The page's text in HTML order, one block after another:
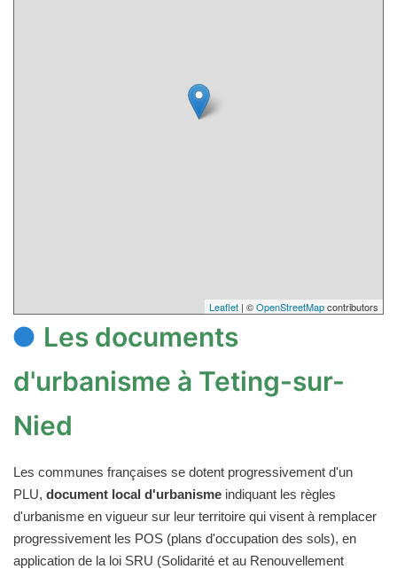
Leaflet | ©OpenStreetMapcontributors
Les documents
d'urbanisme à Teting-sur-
Nied
Les communes françaises se dotent progressivement d'un
PLU, document local d'urbanisme indiquant les règles
d'urbanisme en vigueur sur leur territoire qui visent à remplacer
progressivement les POS (plans d'occupation des sols), en
application de la loi SRU (Solidarité et au Renouvellement